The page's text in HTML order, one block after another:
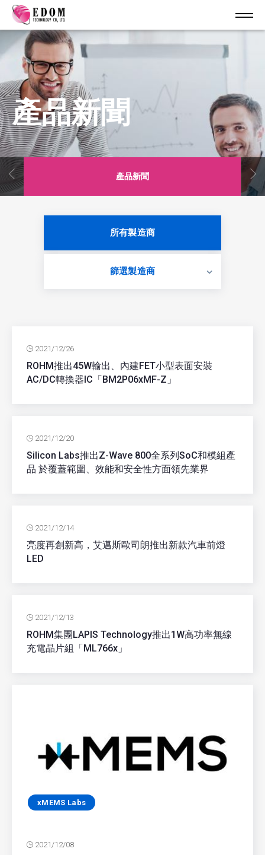
產品新聞
產品新聞
所有製造商
篩選製造商
2021/12/26
ROHM推出45W輸出、內建FET小型表面安裝
AC/DC轉換器IC「BM2P06xMF-Z」
2021/12/20
Silicon Labs推出Z-Wave 800全系列SoC和模組產
品 於覆蓋範圍、效能和安全性方面領先業界
2021/12/14
亮度再創新高，艾邁斯歐司朗推出新款汽車前燈
LED
2021/12/13
ROHM集團LAPIS Technology推出1W高功率無線
充電晶片組「ML766x」
xMEMS Labs
2021/12/08